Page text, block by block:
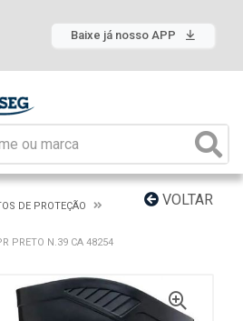
Baixe já nosso APP
VOLTAR
DE PROTEÇÃO
PRETO N.39 CA 48254